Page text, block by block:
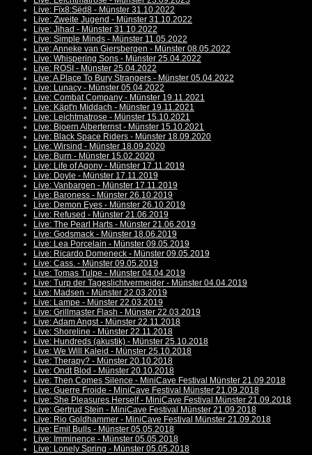
Live: Fïx8:Sëd8 - Münster 31.10.2022
Live: Zweite Jugend - Münster 31.10.2022
Live: Jihad - Münster 31.10.2022
Live: Simple Minds - Münster 11.05.2022
Live: Anneke van Giersbergen - Münster 08.05.2022
Live: Whispering Sons - Münster 25.04.2022
Live: ROSI - Münster 25.04.2022
Live: A Place To Bury Strangers - Münster 05.04.2022
Live: Lunacy - Münster 05.04.2022
Live: Combat Company - Münster 19.11.2021
Live: Käpt'n Middach - Münster 19.11.2021
Live: Leichtmatrose - Münster 15.10.2021
Live: Bjoern Alberternst - Münster 15.10.2021
Live: Black Space Riders - Münster 18.09.2020
Live: Wirsind - Münster 18.09.2020
Live: Burn - Münster 15.02.2020
Live: Life of Agony - Münster 17.11.2019
Live: Doyle - Münster 17.11.2019
Live: Vanbargen - Münster 17.11.2019
Live: Baroness - Münster 26.10.2019
Live: Demon Eyes - Münster 26.10.2019
Live: Refused - Münster 21.06.2019
Live: The Pearl Harts - Münster 21.06.2019
Live: Godsmack - Münster 18.06.2019
Live: Lea Porcelain - Münster 09.05.2019
Live: Ricardo Domeneck - Münster 09.05.2019
Live: Cass. - Münster 09.05.2019
Live: Tomas Tulpe - Münster 04.04.2019
Live: Turp der Tageslichtvermeider - Münster 04.04.2019
Live: Madsen - Münster 22.03.2019
Live: Lampe - Münster 22.03.2019
Live: Grillmaster Flash - Münster 22.03.2019
Live: Adam Angst - Münster 22.11.2018
Live: Shoreline - Münster 22.11.2018
Live: Hundreds (akustik) - Münster 25.10.2018
Live: We Will Kaleid - Münster 25.10.2018
Live: Therapy? - Münster 20.10.2018
Live: Ondt Blod - Münster 20.10.2018
Live: Then Comes Silence - MiniCave Festival Münster 21.09.2018
Live: Guerre Froide - MiniCave Festival Münster 21.09.2018
Live: She Pleasures Herself - MiniCave Festival Münster 21.09.2018
Live: Gertrud Stein - MiniCave Festival Münster 21.09.2018
Live: Rio Goldhammer - MiniCave Festival Münster 21.09.2018
Live: Emil Bulls - Münster 05.05.2018
Live: Imminence - Münster 05.05.2018
Live: Lonely Spring - Münster 05.05.2018